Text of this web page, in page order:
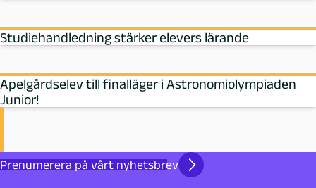
Studiehandledning stärker elevers lärande
Apelgårdselev till finalläger i Astronomiolympiaden
Junior!
Prenumerera på vårt nyhetsbrev